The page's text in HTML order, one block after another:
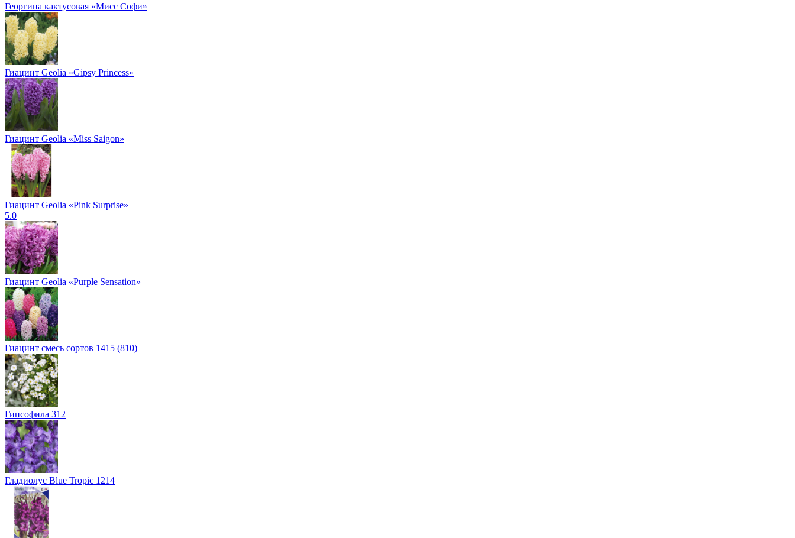
Георгина кактусовая «Мисс Софи»
Гиацинт Geolia «Gipsy Princess»
Гиацинт Geolia «Miss Saigon»
Гиацинт Geolia «Pink Surprise»
5.0
Гиацинт Geolia «Purple Sensation»
Гиацинт смесь сортов 1415 (810)
Гипсофила 312
Гладиолус Blue Tropic 1214